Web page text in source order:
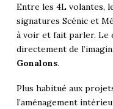
Entre les 4L volantes,
signatures Scénicet
à voir et fait parler.
directement de
Gonalons.
Plus habitué aux
l’aménagement